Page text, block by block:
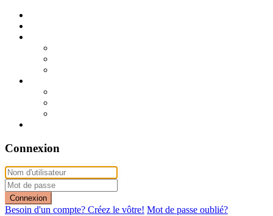
Connexion
Connexion
Besoin d'un compte? Créez le vôtre! Mot de passe oublié?